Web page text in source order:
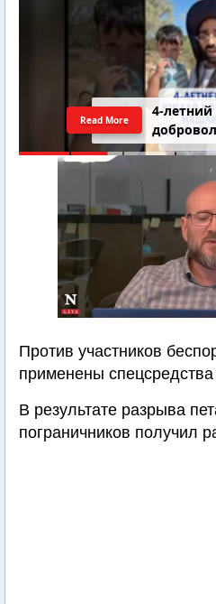
4-
Read More
Против участников
применены
В результате разрыва
пограничников получил